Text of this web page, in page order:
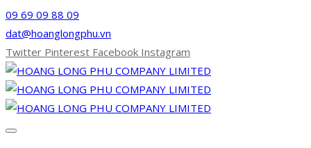
09 69 09 88 09
dat@hoanglongphu.vn
Twitter Pinterest Facebook Instagram